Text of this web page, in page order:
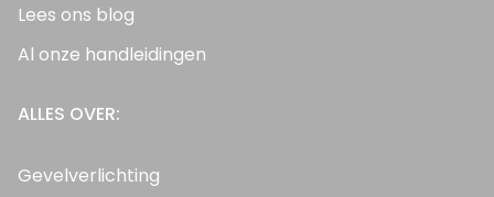
Lees ons blog
Al onze handleidingen
ALLES OVER:
Gevelverlichting